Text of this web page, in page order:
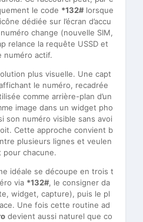
le code *132#lorsque
dédiée sur l’écran d’accu
change (nouvelle SIM,
relance la requête USSD et
numéro actif.
plus visuelle. Une capt
le numéro, recadrée
comme arrière-plan d’un
image dans un widget pho
son numéro visible sans avoi
Cette approche convient b
plusieurs lignes et veulen
pour chacune.
idéale se découpe en trois t
via *132#, le consigner da
widget, capture), puis le pl
Une fois cette routine ad
devient aussi naturel que co